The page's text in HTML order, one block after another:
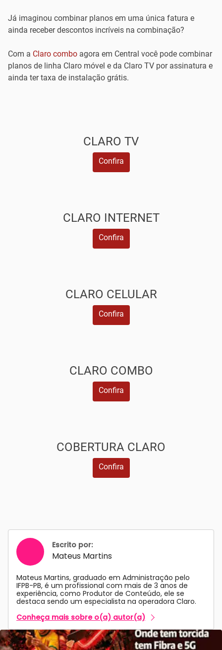
Já imaginou combinar planos em uma única fatura e
ainda receber descontos incríveis na combinação?
Com a Claro combo agora em Central você pode combinar
planos de linha Claro móvel e da Claro TV por assinatura e
ainda ter taxa de instalação grátis.
CLARO TV
Confira
CLARO INTERNET
Confira
CLARO CELULAR
Confira
CLARO COMBO
Confira
COBERTURA CLARO
Confira
Escrito por:
Mateus Martins
Mateus Martins, graduado em Administração pelo
IFPB-PB, é um profissional com mais de 3 anos de
experiência, como Produtor de Conteúdo, ele se
destaca sendo um especialista na operadora Claro.
Conheça mais sobre o(a) autor(a)